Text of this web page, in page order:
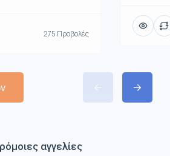
275 Προβολές
αγγελίες